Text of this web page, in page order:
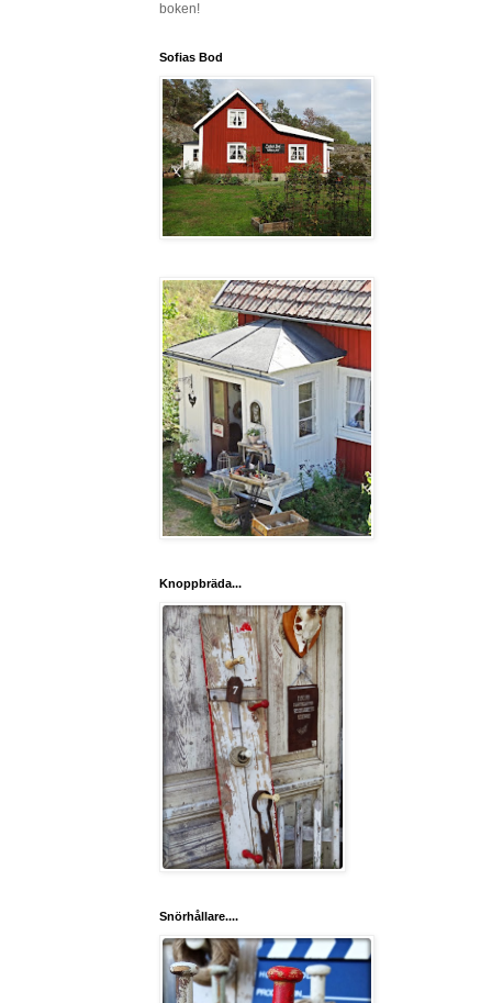
boken!
Sofias Bod
Knoppbräda...
Snörhållare....